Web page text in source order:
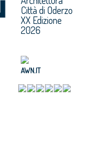
Città di Oderzo
XX Edizione
2026
AWN.IT